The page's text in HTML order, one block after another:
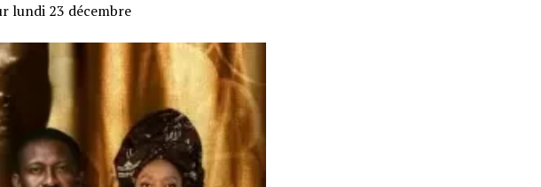
lundi 23 décembre